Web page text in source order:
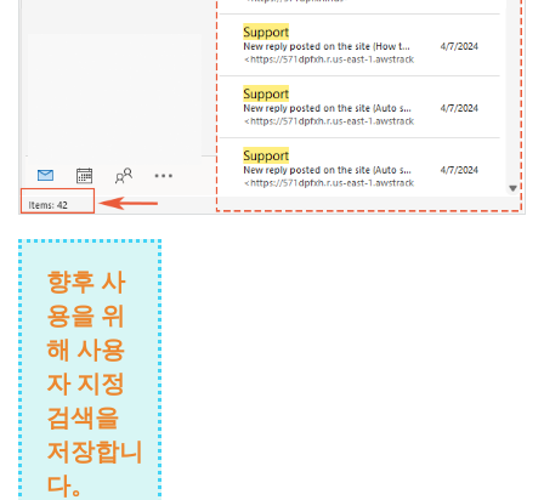
향후 사
용을 위
해 사용
자 지정
검색을
저장합니
다。